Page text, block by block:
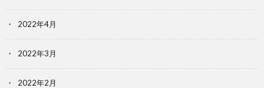
2022年4月
2022年3月
2022年2月